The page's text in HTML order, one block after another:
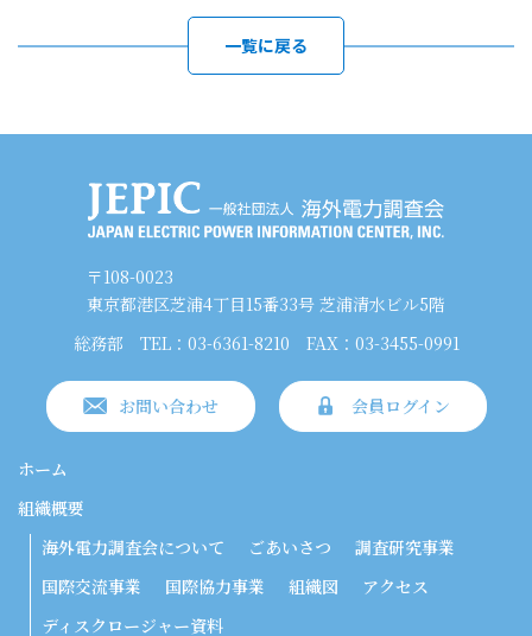
一覧に戻る
〒108-0023
東京都港区芝浦4丁目15番33号 芝浦清水ビル5階
総務部
TEL：03-6361-8210 FAX：03-3455-0991
お問い合わせ 会員ログイン
ホーム
組織概要
海外電力調査会について
ごあいさつ
調査研究事業
国際交流事業
国際協力事業 組織図
アクセス
ディスクロージャー資料